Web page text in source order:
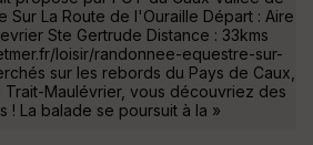
Sur La Route de l'Ouraille Départ : Aire
Ste Gertrude Distance : 33kms
loisir/randonnee-equestre-sur-
sur les rebords du Pays de Caux,
Maulévrier, vous découvriez des
! La balade se poursuit à la »